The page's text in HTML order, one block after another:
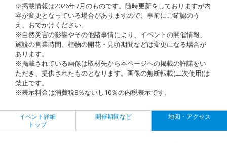
※掲載情報は2026年7月のものです。随時更新をしておりますが内
容が変更となっている場合がありますので、事前にご確認のう
え、おでかけください。
※自然災害の影響やその他諸事情により、イベントの開催情報、
施設の営業時間、植物の開花・見頃期間などは変更になる場合が
あります。
※掲載されている画像は取材先から本ページへの掲載の許諾をい
ただき、提供されたものとなります。画像の無断転載(二次使用)は
禁止です。
※表示料金は消費税8％ないし10％の内税表示です。
イベント詳細
トップ
開催期間など 地図・アクセス